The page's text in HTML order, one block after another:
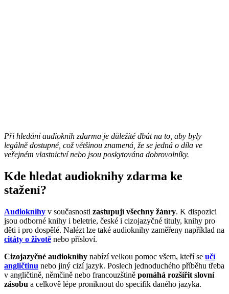
Při hledání audioknih zdarma je důležité dbát na to, aby byly
legálně dostupné, což většinou znamená, že se jedná o díla ve
veřejném vlastnictví nebo jsou poskytována dobrovolníky.
Kde hledat audioknihy zdarma ke
stažení?
Audioknihy v současnosti zastupují všechny žánry. K dispozici
jsou odborné knihy i beletrie, české i cizojazyčné tituly, knihy pro
děti i pro dospělé. Nalézt lze také audioknihy zaměřeny například na
citáty o životě nebo přísloví.
Cizojazyčné audioknihy nabízí velkou pomoc všem, kteří se učí
angličtinu nebo jiný cizí jazyk. Poslech jednoduchého příběhu třeba
v angličtině, němčině nebo francouzštině pomáhá rozšířit slovní
zásobu a celkově lépe proniknout do specifik daného jazyka.